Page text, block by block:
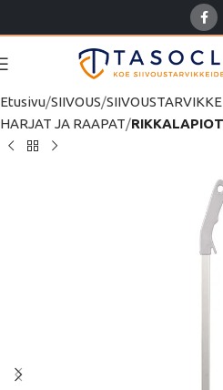
Etusivu SIIVOUS
HARJAT JA RAAPAT